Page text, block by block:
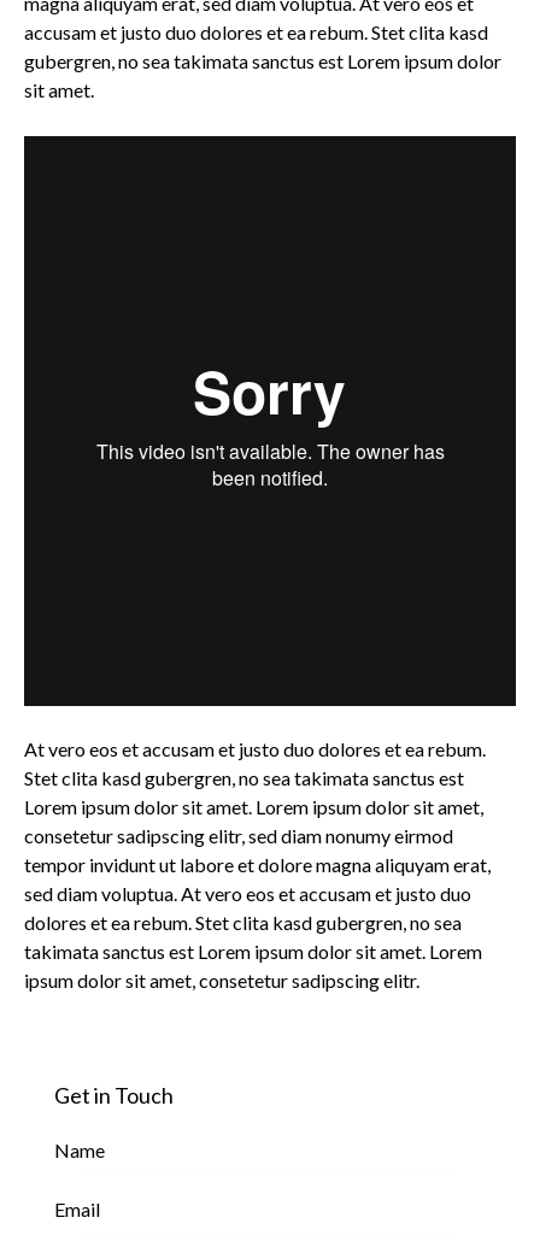
accusam et justo duo dolores et ea rebum. Stet clita kasd
gubergren, no sea takimata sanctus est Lorem ipsum dolor
sit amet.
At vero eos et accusam et justo duo dolores et ea rebum.
Stet clita kasd gubergren, no sea takimata sanctus est
Lorem ipsum dolor sit amet. Lorem ipsum dolor sit amet,
consetetur sadipscing elitr, sed diam nonumy eirmod
tempor invidunt ut labore et dolore magna aliquyam erat,
sed diam voluptua. At vero eos et accusam et justo duo
dolores et ea rebum. Stet clita kasd gubergren, no sea
takimata sanctus est Lorem ipsum dolor sit amet. Lorem
ipsum dolor sit amet, consetetur sadipscing elitr.
Get in Touch